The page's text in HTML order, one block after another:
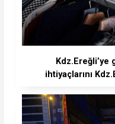
ihtiyaçlarını